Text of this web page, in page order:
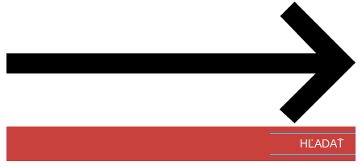
Verejné zbierky
Zverejňovanie faktúr a objednávok
#GivingTuesday